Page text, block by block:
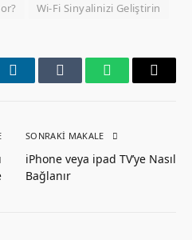
Wi-Fi Sinyalinizi Geliştirin
LinkedInTumblr WhatsAppEmail
SONRAKI MAKALE
iPhone veya ipad TV’ye Nasıl
Bağlanır